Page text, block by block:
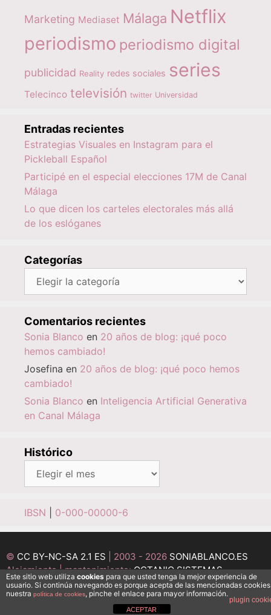
Marketing Mediaset Málaga Netflix
periodismo periodismo digital
publicidad Reality redes sociales series
Telecinco televisión twitter Universidad
Entradas recientes
Estrategias Visuales en Instagram para el
Pickleball Español
Participé en el especial elecciones 17M de Canal
Málaga
Lo que dicen los carteles electorales más allá
de los eslóganes
Categorías
Categorías
Comentarios recientes
Sonia Blanco en 20 años de blog: ¡qué poco
hemos cambiado!
Josefina en 20 años de blog: ¡qué poco hemos
cambiado!
Sonia Blanco en Inteligencia Artificial Generativa
en Canal Málaga
Histórico
Histórico
IBSN 0-000-00000-6
© CC BY-NC-SA 2.1 ES | 2003 - 2026 SONIABLANCO.ES
Alojamiento | mantenimiento:OCTANIO SISTEMAS
INFORMÁTICOS
Desarrollo:MEDI@ESFERA
Este sitio web utiliza cookies para que usted tenga la mejor experiencia de
usuario. Si continúa navegando es porque acepta de las mencionadas
nuestra política de cookies, pinche el enlace para mayor información.
plugin
ACEPTAR